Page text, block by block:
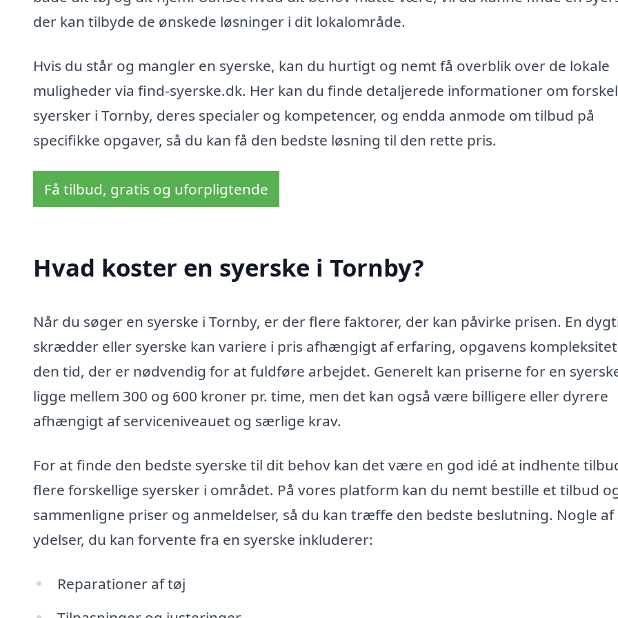
der kan tilbyde de ønskede løsninger i dit lokalområde.
Hvis du står og mangler en syerske, kan du hurtigt og nemt få overblik over de lokale
muligheder via find-syerske.dk. Her kan du finde detaljerede informationer om
syersker i Tornby, deres specialer og kompetencer, og endda anmode om tilbud på
specifikke opgaver, så du kan få den bedste løsning til den rette pris.
Få tilbud, gratis og uforpligtende
Hvad koster en syerske i Tornby?
Når du søger en syerske i Tornby, er der flere faktorer, der kan påvirke prisen. En
skrædder eller syerske kan variere i pris afhængigt af erfaring, opgavens
den tid, der er nødvendig for at fuldføre arbejdet. Generelt kan priserne for en
ligge mellem 300 og 600 kroner pr. time, men det kan også være billigere eller dyrere
afhængigt af serviceniveauet og særlige krav.
For at finde den bedste syerske til dit behov kan det være en god idé at indhente
flere forskellige syersker i området. På vores platform kan du nemt bestille et tilbud
sammenligne priser og anmeldelser, så du kan træffe den bedste beslutning. Nogle af
ydelser, du kan forvente fra en syerske inkluderer:
Reparationer af tøj